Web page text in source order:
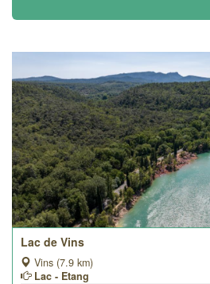
Lac de Vins
Vins (7.9 km)
Lac - Etang